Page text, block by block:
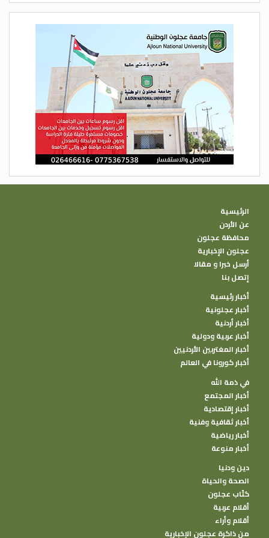
المشاريع السياحية في المحافظة والتي
تساهم في تشغيل الأيدي العاملة وتوفير فرص
عمل، مشيرا إلى أن عدد زوار قلعة عجلون خلال
الشهور الخمسة الماضية بلغت زهاء 150 ألف
زائر.
عامر خطاطبه/ الغد
الرئيسية
عن الأردن
محافظة عجلون
عجلون الإخبارية
أرسل خبرا و مقالا
إتصل بنا
أخبار رئيسية
أخبار عجلونية
أخبار أردنية
أخبار عربية ودولية
أخبار المغتربين الأردنيين
أخبار كورونا في العالم
في ذمة الله
أخبار المجتمع
أخبار إقتصادية
أخبار ثقافية وفنية
أخبار رياضية
أخبار منوعة
دين ودنيا
الصحة والحياة
كتًاب عجلون
أقلام عربية
أقلام وأراء
من ذاكرة عجلون الإخبارية